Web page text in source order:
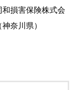
損害保険株式会
奈川県）